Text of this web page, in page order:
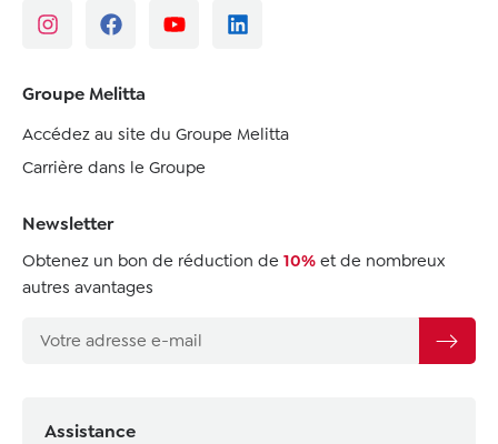
Assistance
Groupe Melitta
Accédez au site du Groupe Melitta
Carrière dans le Groupe
Newsletter
Obtenez un bon de réduction de 10% et de nombreux
autres avantages